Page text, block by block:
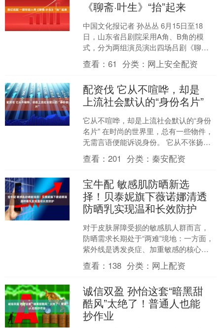
《聊斋·叶生》“抬”起来
中国文化报记者 孙丛丛 6月15日至18
日，山东省吕剧院采用A角、B角的模
式，分为两组演员演出四场吕剧《聊斋·
叶生》，在业界引发较多讨论的同时，
也吸引大批之前没....
查看：61 分类： 网上安全配资
配资伐 它从不喧哗，却是
上流社会默认的“身份名片”
它从不喧哗，却是上流社会默认的“身份
名片” 在时尚的世界里，总有一些物件，
无需言语便能诉说身份。 它从不张扬，
却悄然成为品味与格调的无声注脚。 一
条经典的手链，....
查看：201 分类： 秦安配资
宝牛配 敏感肌防晒新选
择！贝泰妮旗下薇诺娜清透
防晒乳实现温和长效防护
对于皮肤屏障受损的敏感肌人群而言，
防晒需求长期处于“两难”境地：一方面，
紫外线是诱发炎症、加重敏感的核心外
源因素；另一方面，市面上多数高倍防
晒产品因化学防晒剂浓....
查看： 138 分类： 网上配资
诚信双盈 孙怡这套“暗黑甜
酷风”太绝了！普通人也能
抄作业